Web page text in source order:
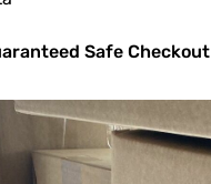
Safe Checkout